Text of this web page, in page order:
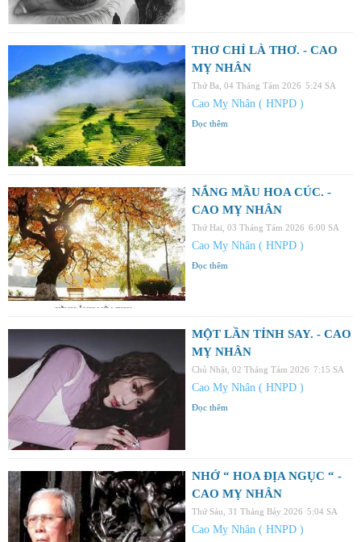
THƠ CHỈ LÀ THƠ. - CAO
MỴ NHÂN
Thứ Ba, 04 Tháng Tám 2026 5:24 SA
Cao Mỵ Nhân ( HNPD )
Đọc thêm
NẮNG MẦU HOA CÚC. -
CAO MỴ NHÂN
Thứ Hai, 03 Tháng Tám 2026 6:00 SA
Cao Mỵ Nhân ( HNPD )
Đọc thêm
MỘT LẦN TỈNH SAY. - CAO
MỴ NHÂN
Chủ Nhật, 02 Tháng Tám 2026 7:15 SA
Cao Mỵ Nhân ( HNPD )
Đọc thêm
NHỚ “ HOA ĐỊA NGỤC “ -
CAO MỴ NHÂN
Thứ Sáu, 31 Tháng Bảy 2026 5:04 SA
Cao Mỵ Nhân ( HNPD )